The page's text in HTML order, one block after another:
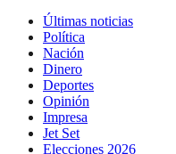
Últimas noticias
Política
Nación
Dinero
Deportes
Opinión
Impresa
Jet Set
Elecciones 2026